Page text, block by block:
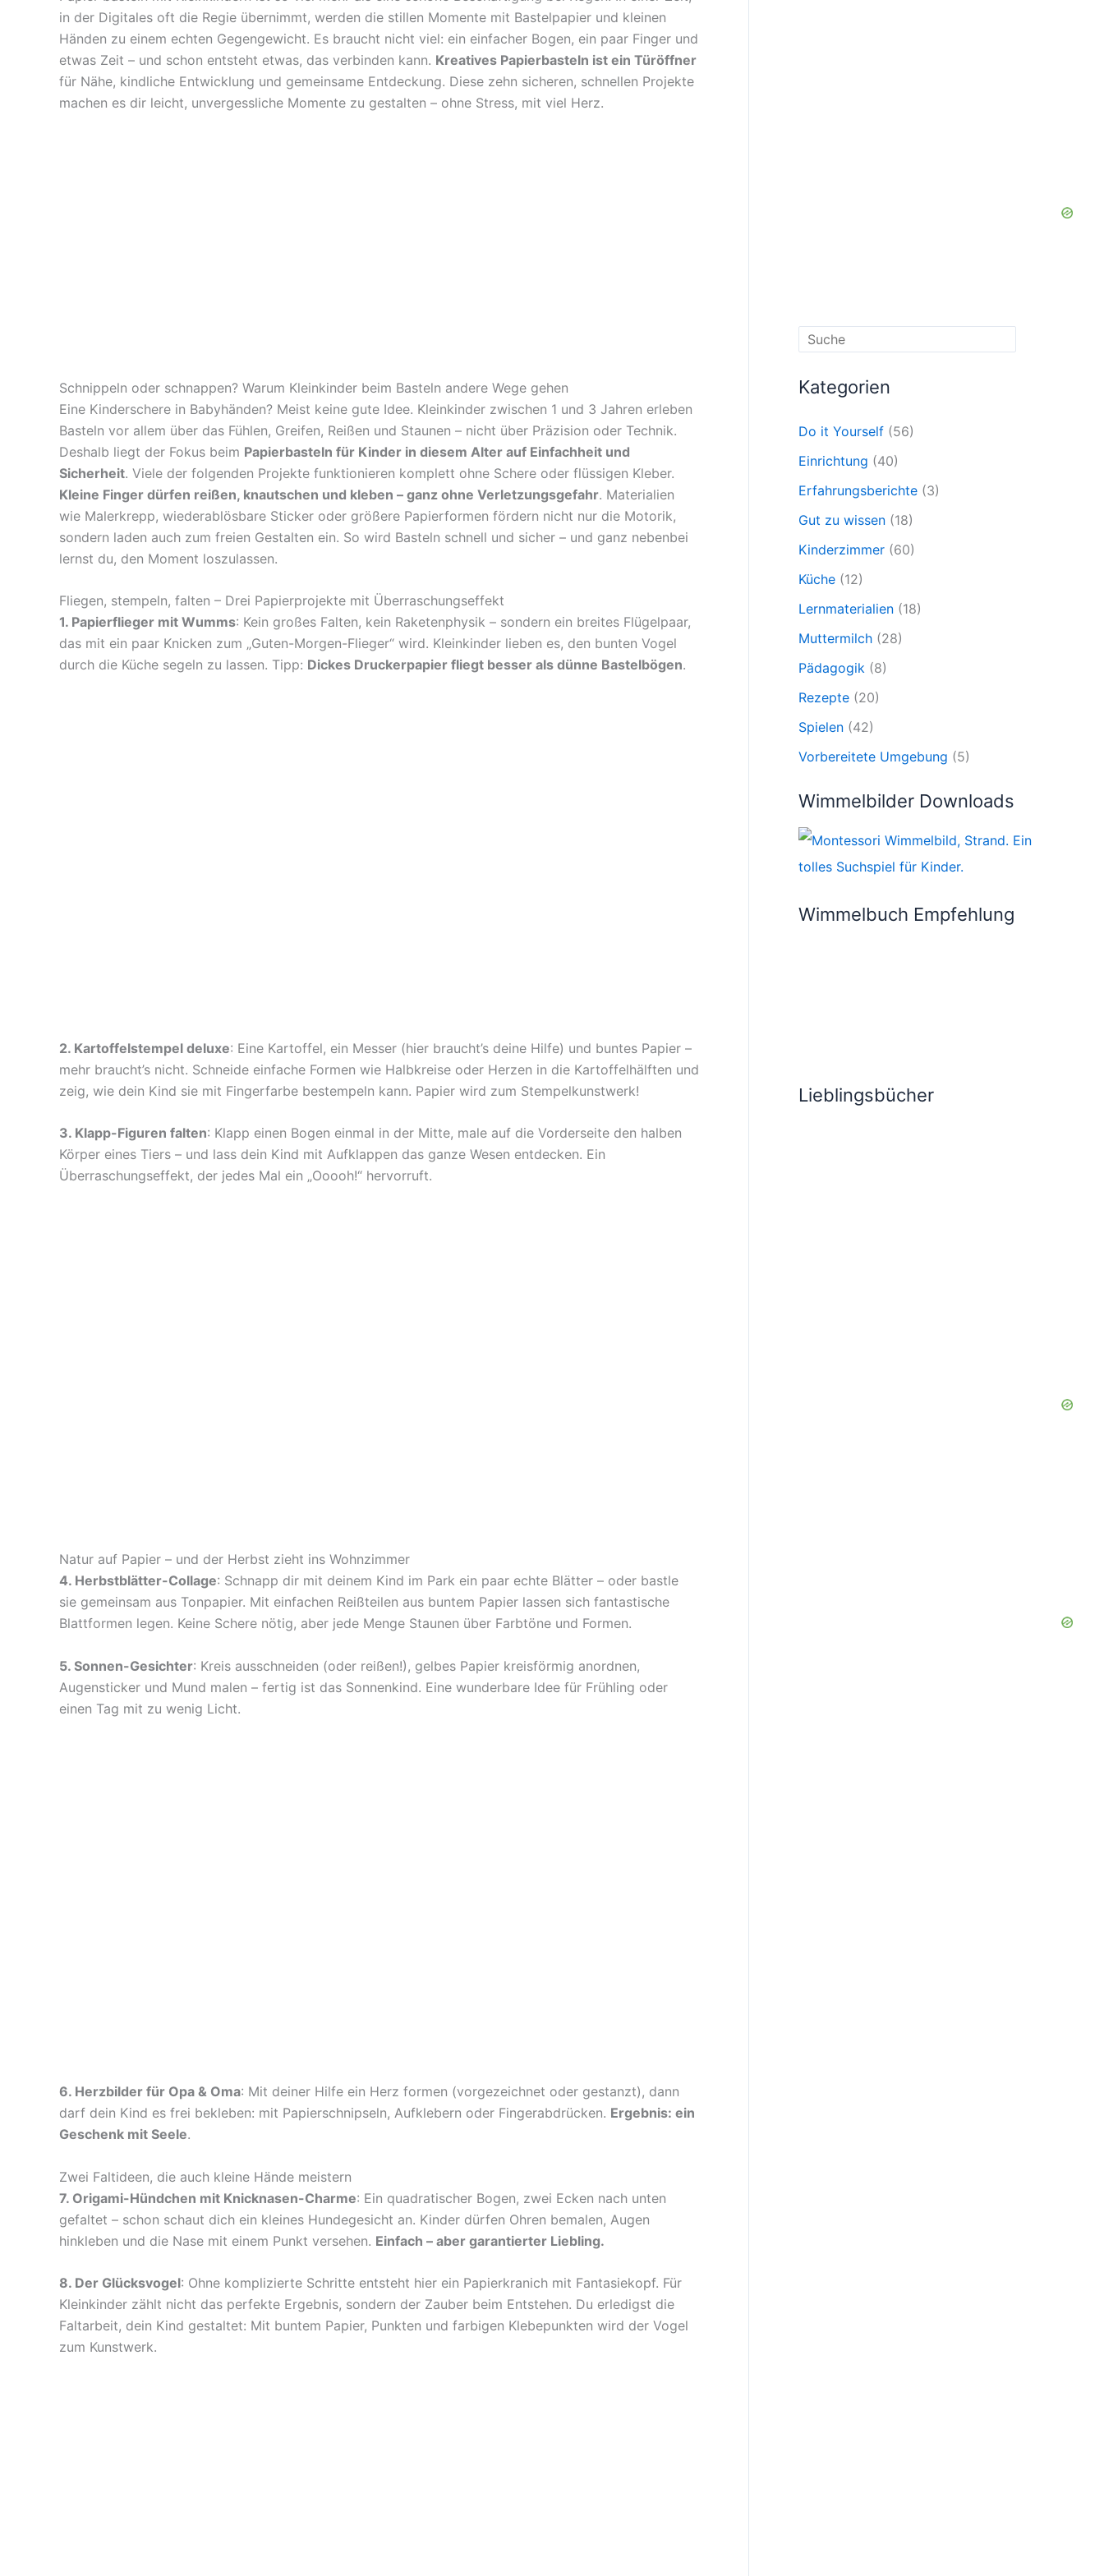
in der Digitales oft die Regie übernimmt, werden die stillen Momente mit Bastelpapier und kleinen
Händen zu einem echten Gegengewicht. Es braucht nicht viel: ein einfacher Bogen, ein paar Finger und
etwas Zeit – und schon entsteht etwas, das verbinden kann. Kreatives Papierbasteln ist ein Türöffner
für Nähe, kindliche Entwicklung und gemeinsame Entdeckung. Diese zehn sicheren, schnellen Projekte
machen es dir leicht, unvergessliche Momente zu gestalten – ohne Stress, mit viel Herz.
Schnippeln oder schnappen? Warum Kleinkinder beim Basteln andere Wege gehen
Eine Kinderschere in Babyhänden? Meist keine gute Idee. Kleinkinder zwischen 1 und 3 Jahren erleben
Basteln vor allem über das Fühlen, Greifen, Reißen und Staunen – nicht über Präzision oder Technik.
Deshalb liegt der Fokus beim Papierbasteln für Kinder in diesem Alter auf Einfachheit und
Sicherheit. Viele der folgenden Projekte funktionieren komplett ohne Schere oder flüssigen Kleber.
Kleine Finger dürfen reißen, knautschen und kleben – ganz ohne Verletzungsgefahr. Materialien
wie Malerkrepp, wiederablösbare Sticker oder größere Papierformen fördern nicht nur die Motorik,
sondern laden auch zum freien Gestalten ein. So wird Basteln schnell und sicher – und ganz nebenbei
lernst du, den Moment loszulassen.
Fliegen, stempeln, falten – Drei Papierprojekte mit Überraschungseffekt
1. Papierflieger mit Wumms: Kein großes Falten, kein Raketenphysik – sondern ein breites Flügelpaar,
das mit ein paar Knicken zum „Guten-Morgen-Flieger“ wird. Kleinkinder lieben es, den bunten Vogel
durch die Küche segeln zu lassen. Tipp: Dickes Druckerpapier fliegt besser als dünne Bastelbögen.
2. Kartoffelstempel deluxe: Eine Kartoffel, ein Messer (hier braucht’s deine Hilfe) und buntes Papier –
mehr braucht’s nicht. Schneide einfache Formen wie Halbkreise oder Herzen in die Kartoffelhälften und
zeig, wie dein Kind sie mit Fingerfarbe bestempeln kann. Papier wird zum Stempelkunstwerk!
3. Klapp-Figuren falten: Klapp einen Bogen einmal in der Mitte, male auf die Vorderseite den halben
Körper eines Tiers – und lass dein Kind mit Aufklappen das ganze Wesen entdecken. Ein
Überraschungseffekt, der jedes Mal ein „Ooooh!“ hervorruft.
Natur auf Papier – und der Herbst zieht ins Wohnzimmer
4. Herbstblätter-Collage: Schnapp dir mit deinem Kind im Park ein paar echte Blätter – oder bastle
sie gemeinsam aus Tonpapier. Mit einfachen Reißteilen aus buntem Papier lassen sich fantastische
Blattformen legen. Keine Schere nötig, aber jede Menge Staunen über Farbtöne und Formen.
5. Sonnen-Gesichter: Kreis ausschneiden (oder reißen!), gelbes Papier kreisförmig anordnen,
Augensticker und Mund malen – fertig ist das Sonnenkind. Eine wunderbare Idee für Frühling oder
einen Tag mit zu wenig Licht.
6. Herzbilder für Opa & Oma: Mit deiner Hilfe ein Herz formen (vorgezeichnet oder gestanzt), dann
darf dein Kind es frei bekleben: mit Papierschnipseln, Aufklebern oder Fingerabdrücken. Ergebnis: ein
Geschenk mit Seele.
Zwei Faltideen, die auch kleine Hände meistern
7. Origami-Hündchen mit Knicknasen-Charme: Ein quadratischer Bogen, zwei Ecken nach unten
gefaltet – schon schaut dich ein kleines Hundegesicht an. Kinder dürfen Ohren bemalen, Augen
hinkleben und die Nase mit einem Punkt versehen. Einfach – aber garantierter Liebling.
8. Der Glücksvogel: Ohne komplizierte Schritte entsteht hier ein Papierkranich mit Fantasiekopf. Für
Kleinkinder zählt nicht das perfekte Ergebnis, sondern der Zauber beim Entstehen. Du erledigst die
Faltarbeit, dein Kind gestaltet: Mit buntem Papier, Punkten und farbigen Klebepunkten wird der Vogel
zum Kunstwerk.
Kategorien
Do it Yourself (56)
Einrichtung (40)
Erfahrungsberichte (3)
Gut zu wissen (18)
Kinderzimmer (60)
Küche (12)
Lernmaterialien (18)
Muttermilch (28)
Pädagogik (8)
Rezepte (20)
Spielen (42)
Vorbereitete Umgebung (5)
Wimmelbilder Downloads
Wimmelbuch Empfehlung
Lieblingsbücher